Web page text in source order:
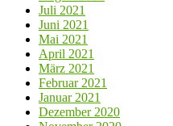
Juli 2021
Juni 2021
Mai 2021
April 2021
März 2021
Februar 2021
Januar 2021
Dezember 2020